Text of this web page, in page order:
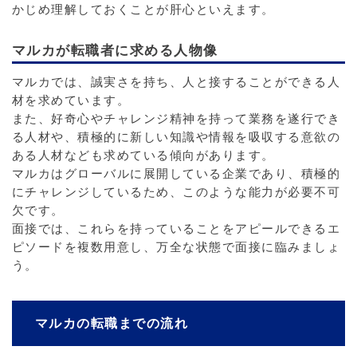
かじめ理解しておくことが肝心といえます。
マルカが転職者に求める人物像
マルカでは、誠実さを持ち、人と接することができる人
材を求めています。
また、好奇心やチャレンジ精神を持って業務を遂行でき
る人材や、積極的に新しい知識や情報を吸収する意欲の
ある人材なども求めている傾向があります。
マルカはグローバルに展開している企業であり、積極的
にチャレンジしているため、このような能力が必要不可
欠です。
面接では、これらを持っていることをアピールできるエ
ピソードを複数用意し、万全な状態で面接に臨みましょ
う。
マルカの転職までの流れ